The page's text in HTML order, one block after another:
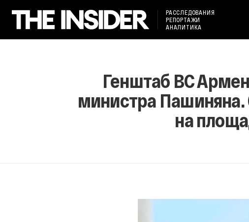
РАССЛЕДОВАНИЯ
РЕПОРТАЖИ
АНАЛИТИКА
Генштаб ВС
министра Пашиняна.
на